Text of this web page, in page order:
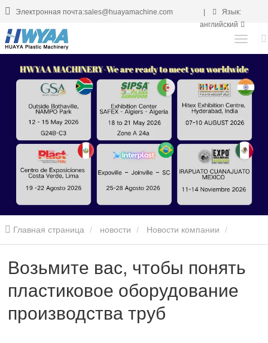
Электронная почта:sales@huayamachine.com
Язык:
английский
Главная страница новости Новости компании
производства труб
Возьмите вас, чтобы понять
пластиковое оборудование
производства труб